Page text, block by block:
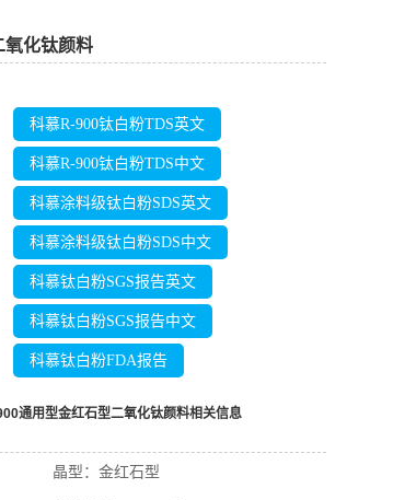
氧化钛颜料
科慕R-900钛白粉TDS英文
科慕R-900钛白粉TDS中文
科慕涂料级钛白粉SDS英文
科慕涂料级钛白粉SDS中文
科慕钛白粉SGS报告英文
科慕钛白粉SGS报告中文
科慕钛白粉FDA报告
通用型金红石型二氧化钛颜料相关信息
晶型： 金红石型